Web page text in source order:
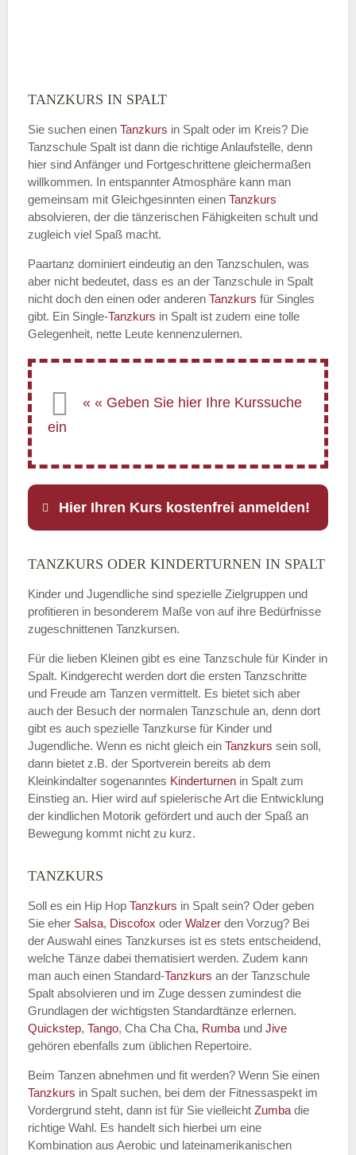
TANZKURS IN SPALT
Sie suchen einen Tanzkurs in Spalt oder im Kreis? Die
Tanzschule Spalt ist dann die richtige Anlaufstelle, denn
hier sind Anfänger und Fortgeschrittene gleichermaßen
willkommen. In entspannter Atmosphäre kann man
gemeinsam mit Gleichgesinnten einen Tanzkurs
absolvieren, der die tänzerischen Fähigkeiten schult und
zugleich viel Spaß macht.
Paartanz dominiert eindeutig an den Tanzschulen, was
aber nicht bedeutet, dass es an der Tanzschule in Spalt
nicht doch den einen oder anderen Tanzkurs für Singles
gibt. Ein Single-Tanzkurs in Spalt ist zudem eine tolle
Gelegenheit, nette Leute kennenzulernen.
Hier Ihren Kurs kostenfrei anmelden!
E-Mail*
Name der Tanzschule
Kontakt E-Mail
Kontakt Telefonnummer
Name des Tanzkurs*
TANZKURS ODER KINDERTURNEN IN SPALT
Kinder und Jugendliche sind spezielle Zielgruppen und
profitieren in besonderem Maße von auf ihre Bedürfnisse
zugeschnittenen Tanzkursen.
Für die lieben Kleinen gibt es eine Tanzschule für Kinder in
Spalt. Kindgerecht werden dort die ersten Tanzschritte
und Freude am Tanzen vermittelt. Es bietet sich aber
auch der Besuch der normalen Tanzschule an, denn dort
gibt es auch spezielle Tanzkurse für Kinder und
Jugendliche. Wenn es nicht gleich ein Tanzkurs sein soll,
dann bietet z.B. der Sportverein bereits ab dem
Kleinkindalter sogenanntes Kinderturnen in Spalt zum
Einstieg an. Hier wird auf spielerische Art die Entwicklung
der kindlichen Motorik gefördert und auch der Spaß an
Bewegung kommt nicht zu kurz.
TANZKURS
Soll es ein Hip Hop Tanzkurs in Spalt sein? Oder geben
Sie eher Salsa, Discofox oder Walzer den Vorzug? Bei
der Auswahl eines Tanzkurses ist es stets entscheidend,
welche Tänze dabei thematisiert werden. Zudem kann
man auch einen Standard-Tanzkurs an der Tanzschule
Spalt absolvieren und im Zuge dessen zumindest die
Grundlagen der wichtigsten Standardtänze erlernen.
Quickstep, Tango, Cha Cha Cha, Rumba und Jive
gehören ebenfalls zum üblichen Repertoire.
Beim Tanzen abnehmen und fit werden? Wenn Sie einen
Tanzkurs in Spalt suchen, bei dem der Fitnessaspekt im
Vordergrund steht, dann ist für Sie vielleicht Zumba die
richtige Wahl. Es handelt sich hierbei um eine
Kombination aus Aerobic und lateinamerikanischen